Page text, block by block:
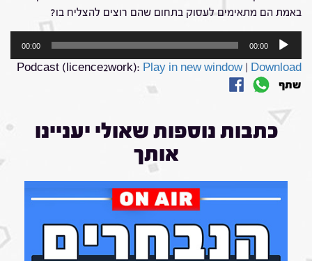
באמת הם מתאימים לעסוק בתחום שהם רוצים להצליח בו?
00:00
00:00
Podcast (licence2work): Play in new window| Download
שתף
כתבות נוספות שאולי יעניינו
אותך